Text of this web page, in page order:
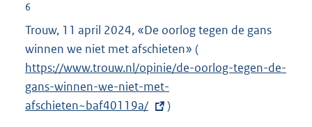
n
k
:
6
Trouw, 11 april 2024, «De oorlog tegen de gans
winnen we niet met afschieten» (
x
https://www.trouw.nl/opinie/de-oorlog-tegen-de-
gans-winnen-we-niet-met-
afschieten~baf40119a/
)